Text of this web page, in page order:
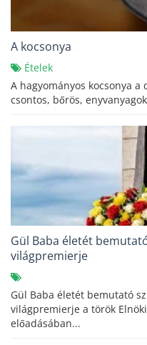
A kocsonya
Ételek
A hagyományos kocsonya a
csontos, bőrös,
Gül Baba életét
világpremierje
Gül Baba életét bemutató
világpremierje a török
előadásában...